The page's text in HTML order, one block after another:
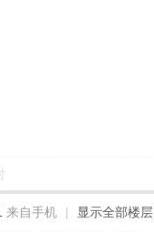
来自手机 | 显示全部楼层